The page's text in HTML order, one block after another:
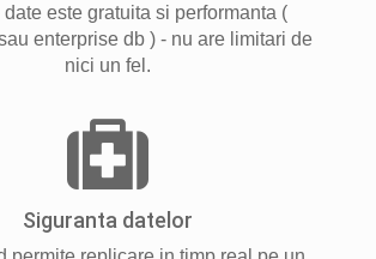
date este gratuita si performanta (
enterprise db ) - nu are limitari de
nici un fel.
Siguranta datelor